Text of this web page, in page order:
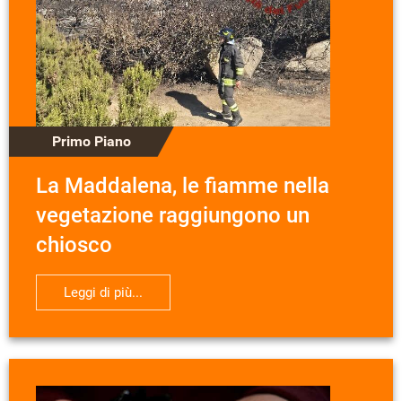
Primo Piano
La Maddalena, le fiamme nella
vegetazione raggiungono un
chiosco
Leggi di più...